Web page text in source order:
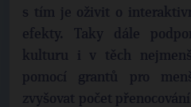
s tím je oživit o
efekty. Taky dále
kulturu i v těch
pomocí grantů pro
zvyšovat počet